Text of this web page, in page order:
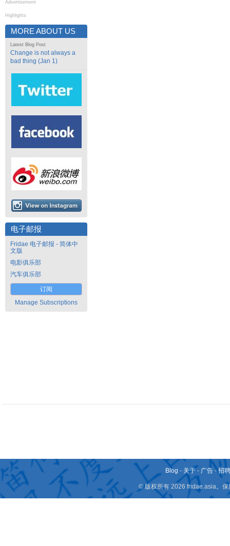
Advertisement
Highlights
MORE ABOUT US
Latest Blog Post
Change is not always a
bad thing (Jan 1)
电子邮报
Fridae 电子邮报 - 简体中
文版
电影俱乐部
汽车俱乐部
订阅
Manage Subscriptions
Blog - 关于 - 广告 -招
© 版权所有 2026 fridae.asia。